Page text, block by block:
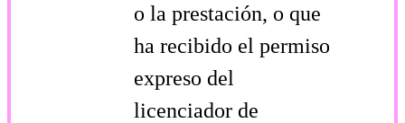
o la prestación, o que
ha recibido el permiso
expreso del
licenciador de